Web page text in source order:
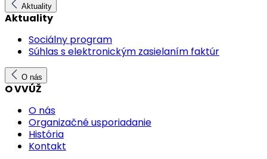
Aktuality
Aktuality
Sociálny program
Súhlas s elektronickým zasielaním faktúr
O nás
O VVÚŽ
O nás
Organizačné usporiadanie
História
Kontakt